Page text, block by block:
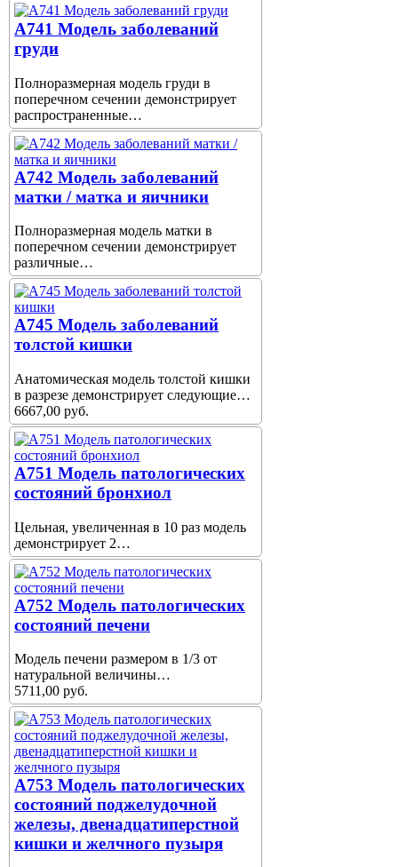
A741 Модель заболеваний
груди
Полноразмерная модель груди в
поперечном сечении демонстрирует
распространенные…
A742 Модель заболеваний
матки / матка и яичники
Полноразмерная модель матки в
поперечном сечении демонстрирует
различные…
A745 Модель заболеваний
толстой кишки
Анатомическая модель толстой кишки
в разрезе демонстрирует следующие…
6667,00 руб.
A751 Модель патологических
состояний бронхиол
Цельная, увеличенная в 10 раз модель
демонстрирует 2…
A752 Модель патологических
состояний печени
Модель печени размером в 1/3 от
натуральной величины…
5711,00 руб.
A753 Модель патологических
состояний поджелудочной
железы, двенадцатиперстной
кишки и желчного пузыря